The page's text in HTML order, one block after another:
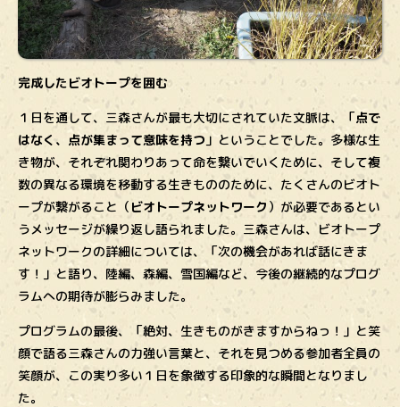
完成したビオトープを囲む
１日を通して、三森さんが最も大切にされていた文脈は、「点で
はなく、点が集まって意味を持つ 」ということでした。多様な生
き物が、それぞれ関わりあって命を繋いでいくために、そして複
数の異なる環境を移動する生きもののために、たくさんのビオト
ープが繋がること（ ビオトープネットワーク ）が必要であるとい
うメッセージが繰り返し語られました。三森さんは、ビオトープ
ネットワークの詳細については、「次の機会があれば話にきま
す！」と語り、陸編、森編、雪国編など、今後の継続的なプログ
ラムへの期待が膨らみました。
プログラムの最後、「絶対、生きものがきますからねっ！」と笑
顔で語る三森さんの力強い言葉と、それを見つめる参加者全員の
笑顔が、この実り多い１日を象徴する印象的な瞬間となりまし
た。